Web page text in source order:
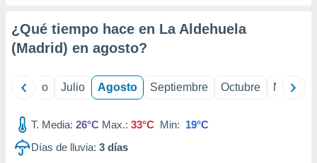
¿Qué tiempo hace en La Aldehuela
(Madrid) en agosto?
Junio Julio Agosto Septiembre Octubre
T. Media: 26°C Max.: 33°C Min: 19°C
Días de lluvia: 3 días